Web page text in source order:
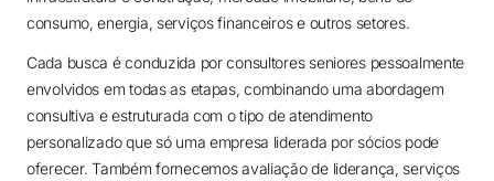
consumo, energia, serviços financeiros e outros setores.
Cada busca é conduzida por consultores seniores pessoalmente
envolvidos em todas as etapas, combinando uma abordagem
consultiva e estruturada com o tipo de atendimento
personalizado que só uma empresa liderada por sócios pode
oferecer. Também fornecemos avaliação de liderança, serviços